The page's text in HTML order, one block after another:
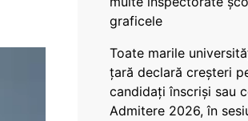
graficele
Toate marile
țară declară creșteri
candidați înscriși sau
Admitere 2026, în